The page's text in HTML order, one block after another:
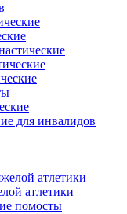
для инвалидов
атлетики
атлетики
помосты